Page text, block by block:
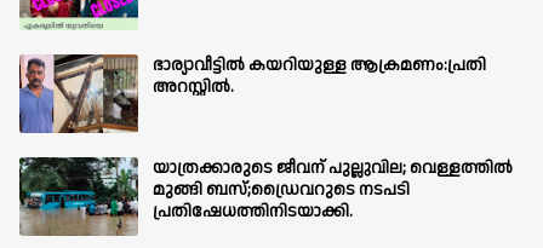
ഭാര്യാവീട്ടിൽ കയറിയുള്ള ആക്രമണം:പ്രതി
അറസ്റ്റിൽ.
യാത്രക്കാരുടെ ജീവന് പുല്ലുവില; വെള്ളത്തിൽ
മുങ്ങി ബസ്;ഡ്രൈവറുടെ നടപടി
പ്രതിഷേധത്തിനിടയാക്കി.